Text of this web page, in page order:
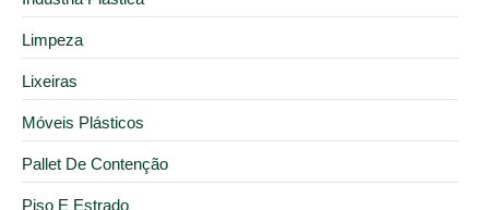
Limpeza
Lixeiras
Móveis Plásticos
Pallet De Contenção
Piso E Estrado